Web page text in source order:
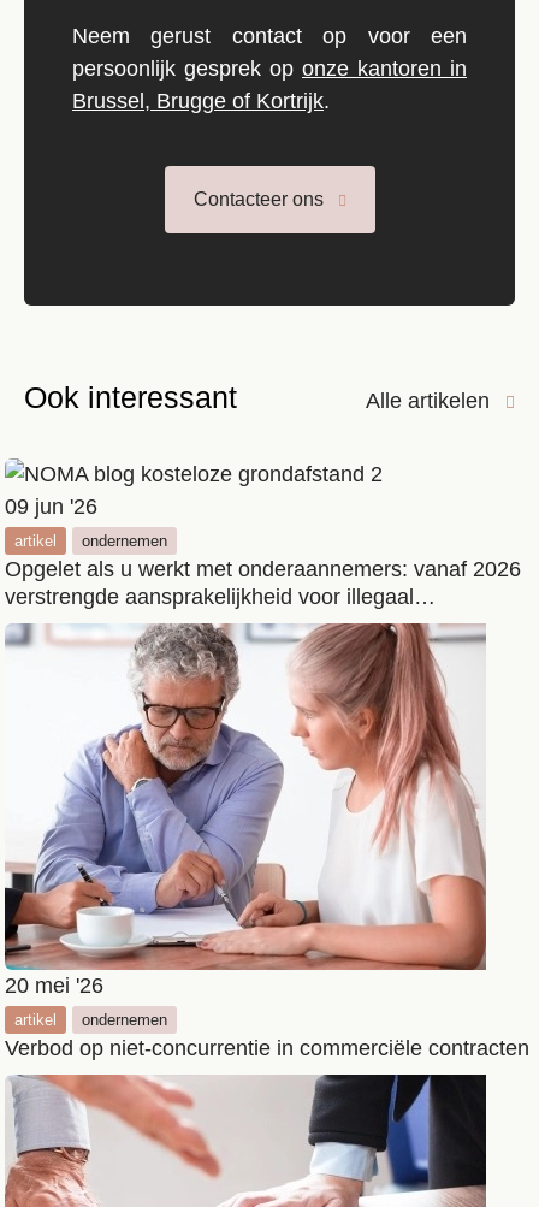
Neem gerust contact op voor een
persoonlijk gesprek op onze kantoren in
Brussel, Brugge of Kortrijk.
Contacteer ons
Ook interessant Alle artikelen
09 jun '26
artikel ondernemen
Opgelet als u werkt met onderaannemers: vanaf 2026
verstrengde aansprakelijkheid voor illegaal
tewerkgestelde derdelanders
20 mei '26
artikel ondernemen
Verbod op niet-concurrentie in commerciële contracten